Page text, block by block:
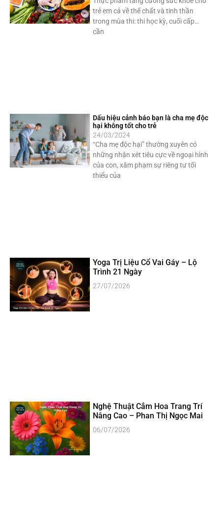
trẻ em cả về thể chất và tinh thần
trong mùa thi: thi học kỳ, cuối cấp…
cần
Dấu hiệu cảnh báo bạn là cha mẹ độc
hại không tốt cho trẻ
24/03/2024
“Cha mẹ độc hại” thường xuyên có
những nhận xét tiêu cực về ngoại hình
của con, xâm phạm sự riêng tư tối
thiểu của
Yoga Trị Liệu Cổ Vai Gáy – Lộ
Trình 21 Ngày
27/07/2026
Nghệ Thuật Cắm Hoa Trang Trí
Nâng Cao – Phan Thị Ngọc Mai
06/07/2026